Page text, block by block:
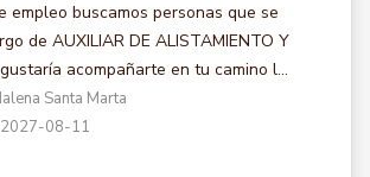
empleo buscamos personas que se
de AUXILIAR DE ALISTAMIENTO Y
acompañarte en tu camino l...
Santa Marta
08-11